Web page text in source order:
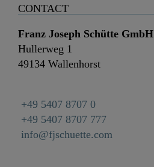
CONTACT
Franz Joseph Schütte GmbH
Hullerweg 1
49134 Wallenhorst
+49 5407 8707 0
+49 5407 8707 777
info@fjschuette.com